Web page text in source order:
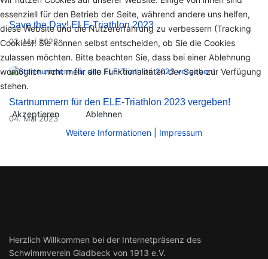
Save the Day! ELE-Triathlon 2023
02. Mai 2023
Startnummern für den ELE-Triathlon 2023 vergeben!
04. Mai 2023
Herzlich Willkommen bei der Internetpräsenz des
Schwimmverein Gladbeck von 1913 e.V.
essenziell für den Betrieb der Seite, während andere uns helfen,
diese Website und die Nutzererfahrung zu verbessern (Tracking
Cookies). Sie können selbst entscheiden, ob Sie die Cookies
zulassen möchten. Bitte beachten Sie, dass bei einer Ablehnung
womöglich nicht mehr alle Funktionalitäten der Seite zur Verfügung
stehen.
Akzeptieren
Ablehnen
Weitere Informationen
Impressum